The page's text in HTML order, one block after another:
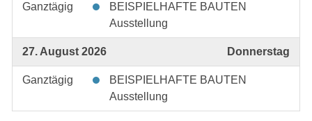
Ganztägig
BEISPIELHAFTE BAUTEN
Ausstellung
27. August 2026 Donnerstag
Ganztägig
BEISPIELHAFTE BAUTEN
Ausstellung